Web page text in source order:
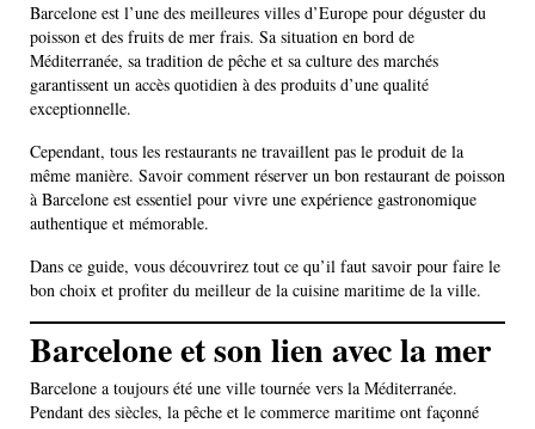
Barcelone est l’une des meilleures villes d’Europe pour déguster du
poisson et des fruits de mer frais. Sa situation en bord de
Méditerranée, sa tradition de pêche et sa culture des marchés
garantissent un accès quotidien à des produits d’une qualité
exceptionnelle.
Cependant, tous les restaurants ne travaillent pas le produit de la
même manière. Savoir comment réserver un bon restaurant de poisson
à Barcelone est essentiel pour vivre une expérience gastronomique
authentique et mémorable.
Dans ce guide, vous découvrirez tout ce qu’il faut savoir pour faire le
bon choix et profiter du meilleur de la cuisine maritime de la ville.
Barcelone et son lien avec la mer
Barcelone a toujours été une ville tournée vers la Méditerranée.
Pendant des siècles, la pêche et le commerce maritime ont façonné